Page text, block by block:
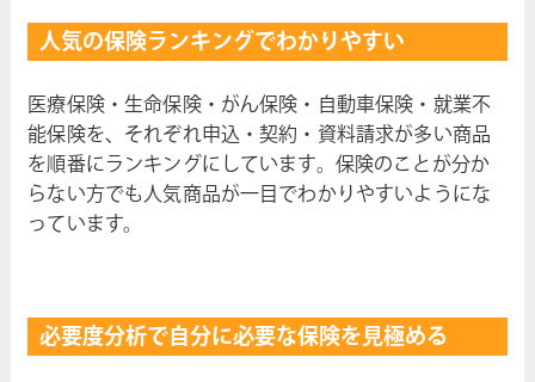
人気の保険ランキングでわかりやすい
医療保険・生命保険・がん保険・自動車保険・就業不
能保険を、それぞれ申込・契約・資料請求が多い商品
を順番にランキングにしています。保険のことが分か
らない方でも人気商品が一目でわかりやすいようにな
っています。
必要度分析で自分に必要な保険を見極める